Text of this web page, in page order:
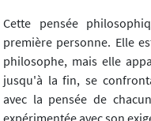
Cette pensée
première personne. Elle
philosophe, mais elle
jusqu'à la fin, se
avec la pensée de
expérimentée avec son